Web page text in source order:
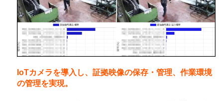
IoTカメラを導入し、証拠映像の保存・管理、作業環境
の管理を実現。